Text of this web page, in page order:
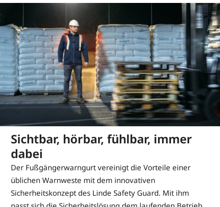
Sichtbar, hörbar, fühlbar, immer
dabei
Der Fußgängerwarngurt vereinigt die Vorteile einer
üblichen Warnweste mit dem innovativen
Sicherheitskonzept des Linde Safety Guard. Mit ihm